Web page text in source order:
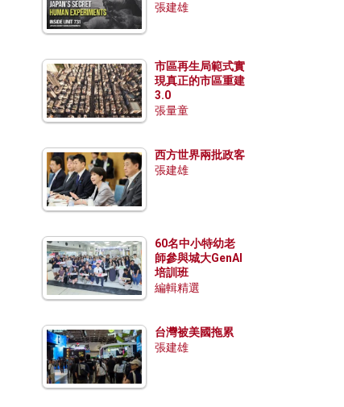
張建雄
市區再生局範式實
現真正的市區重建
3.0
張量童
西方世界兩批政客
張建雄
60名中小特幼老
師參與城大GenAI
培訓班
編輯精選
台灣被美國拖累
張建雄